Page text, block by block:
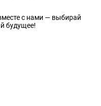
с нами — выбирай
будущее!